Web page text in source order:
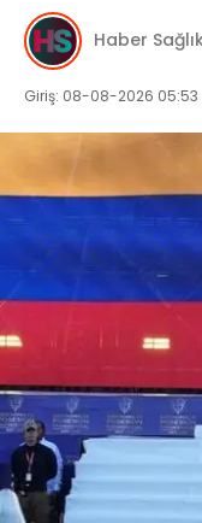
Haber
Giriş: 08-08-2026 05:53